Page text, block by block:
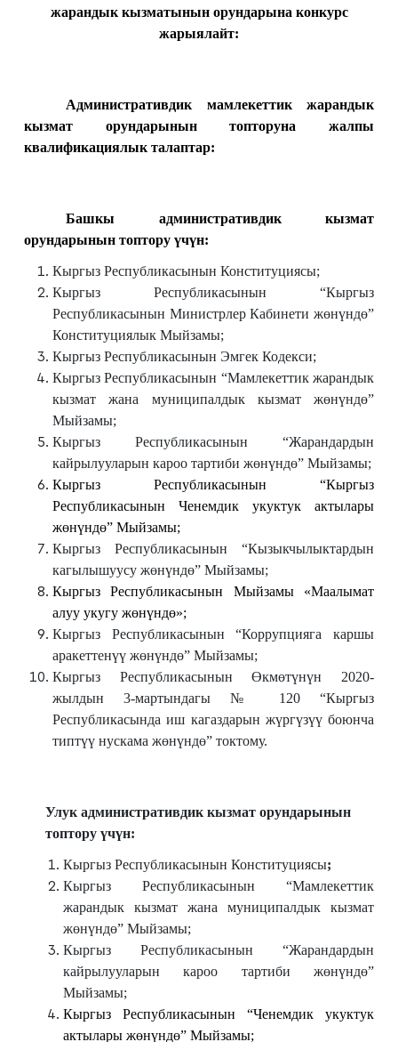
жарандык кызматынын орундарына конкурс
жарыялайт:
Административдик мамлекеттик жарандык
кызмат орундарынын топторуна жалпы
квалификациялык талаптар:
Башкы административдик кызмат
орундарынын топтору үчүн:
Кыргыз Республикасынын Конституциясы;
Кыргыз Республикасынын “Кыргыз
Республикасынын Министрлер Кабинети жөнүндө”
Конституциялык Мыйзамы;
Кыргыз Республикасынын Эмгек Кодекси;
Кыргыз Республикасынын “Мамлекеттик жарандык
кызмат жана муниципалдык кызмат жөнүндө”
Мыйзамы;
Кыргыз Республикасынын “Жарандардын
кайрылууларын кароо тартиби жөнүндө” Мыйзамы;
Кыргыз Республикасынын “Кыргыз
Республикасынын Ченемдик укуктук актылары
жөнүндө” Мыйзамы;
Кыргыз Республикасынын “Кызыкчылыктардын
кагылышуусу жөнүндө” Мыйзамы;
Кыргыз Республикасынын Мыйзамы «Маалымат
алуу укугу жөнүндө»;
Кыргыз Республикасынын “Коррупцияга каршы
аракеттенүү жөнүндө” Мыйзамы;
Кыргыз Республикасынын Өкмөтүнүн 2020-
жылдын 3-мартындагы № 120 “Кыргыз
Республикасында иш кагаздарын жүргүзүү боюнча
типтүү нускама жөнүндө” токтому.
Улук административдик кызмат орундарынын
топтору үчүн:
Кыргыз Республикасынын Конституциясы;
Кыргыз Республикасынын “Мамлекеттик
жарандык кызмат жана муниципалдык кызмат
жөнүндө” Мыйзамы;
Кыргыз Республикасынын “Жарандардын
кайрылууларын кароо тартиби жөнүндө”
Мыйзамы;
Кыргыз Республикасынын “Ченемдик укуктук
актылары жөнүндө” Мыйзамы;